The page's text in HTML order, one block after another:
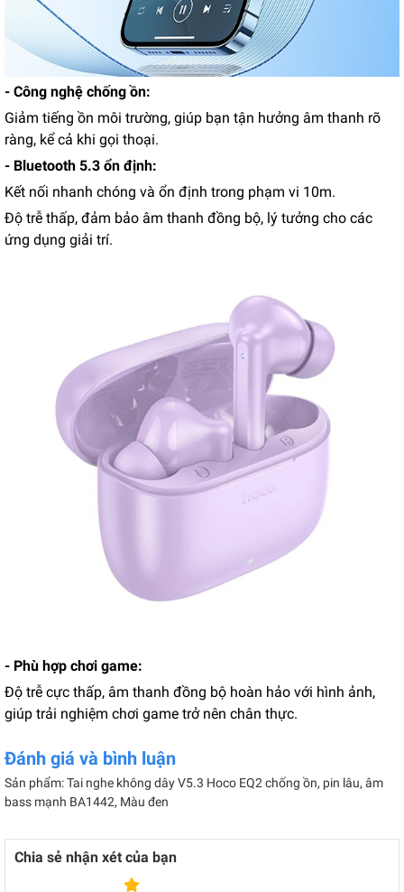
- Công nghệ chống ồn:
Giảm tiếng ồn môi trường, giúp bạn tận hưởng âm thanh rõ
ràng, kể cả khi gọi thoại.
- Bluetooth 5.3 ổn định:
Kết nối nhanh chóng và ổn định trong phạm vi 10m.
Độ trễ thấp, đảm bảo âm thanh đồng bộ, lý tưởng cho các
ứng dụng giải trí.
- Phù hợp chơi game:
Độ trễ cực thấp, âm thanh đồng bộ hoàn hảo với hình ảnh,
giúp trải nghiệm chơi game trở nên chân thực.
Đánh giá và bình luận
Sản phẩm: Tai nghe không dây V5.3 Hoco EQ2 chống ồn, pin lâu, âm
bass mạnh BA1442, Màu đen
Chia sẻ nhận xét của bạn